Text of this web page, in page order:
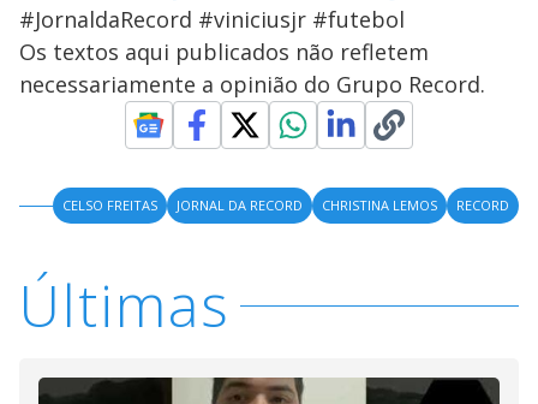
#JornaldaRecord #viniciusjr #futebol
Os textos aqui publicados não refletem
necessariamente a opinião do Grupo Record.
CELSO FREITAS JORNAL DA RECORD CHRISTINA LEMOS RECORD
Últimas